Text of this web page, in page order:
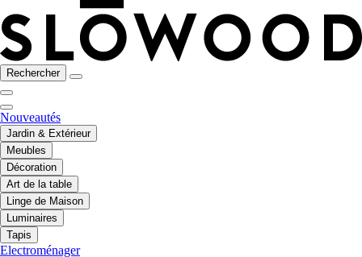
Rechercher
Nouveautés
Jardin & Extérieur
Meubles
Décoration
Art de la table
Linge de Maison
Luminaires
Tapis
Electroménager